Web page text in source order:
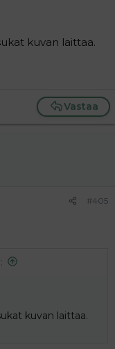
kuvan laittaa.
Vastaa
#405
:
kuvan laittaa.